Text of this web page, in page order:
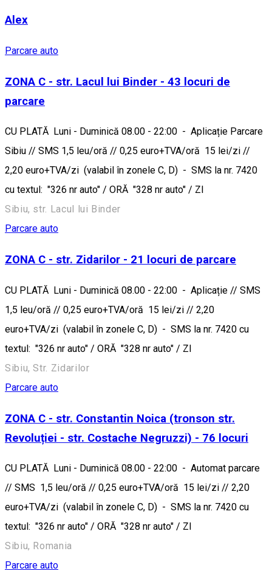
Alex
Parcare auto
ZONA C - str. Lacul lui Binder - 43 locuri de
parcare
CU PLATĂ Luni - Duminică 08.00 - 22:00 - Aplicație Parcare
Sibiu // SMS 1,5 leu/oră // 0,25 euro+TVA/oră 15 lei/zi //
2,20 euro+TVA/zi (valabil în zonele C, D) - SMS la nr. 7420
cu textul: "326 nr auto" / ORĂ "328 nr auto" / ZI
Sibiu, str. Lacul lui Binder
Parcare auto
ZONA C - str. Zidarilor - 21 locuri de parcare
CU PLATĂ Luni - Duminică 08.00 - 22:00 - Aplicație // SMS
1,5 leu/oră // 0,25 euro+TVA/oră 15 lei/zi // 2,20
euro+TVA/zi (valabil în zonele C, D) - SMS la nr. 7420 cu
textul: "326 nr auto" / ORĂ "328 nr auto" / ZI
Sibiu, Str. Zidarilor
Parcare auto
ZONA C - str. Constantin Noica (tronson str.
Revoluției - str. Costache Negruzzi) - 76 locuri
CU PLATĂ Luni - Duminică 08.00 - 22:00 - Automat parcare
// SMS 1,5 leu/oră // 0,25 euro+TVA/oră 15 lei/zi // 2,20
euro+TVA/zi (valabil în zonele C, D) - SMS la nr. 7420 cu
textul: "326 nr auto" / ORĂ "328 nr auto" / ZI
Sibiu, Romania
Parcare auto